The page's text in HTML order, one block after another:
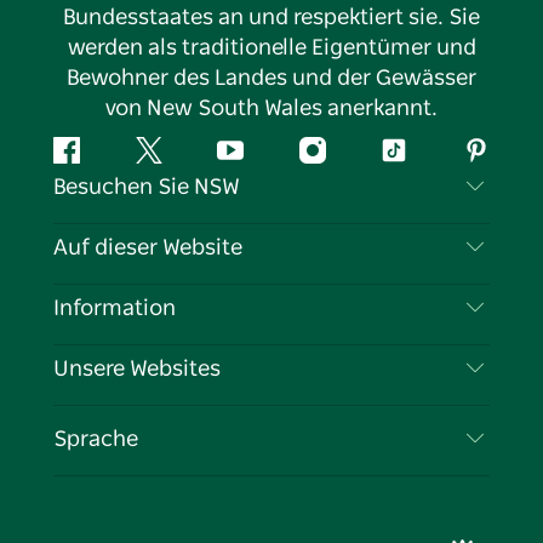
Bundesstaates an und respektiert sie. Sie
werden als traditionelle Eigentümer und
Bewohner des Landes und der Gewässer
von New South Wales anerkannt.
FacebookTwitter YouTubeInstagramTikTok
Besuchen Sie NSW
Kontaktieren Sie uns
Cookie-Hinweis
Auf dieser Website
Reiseziele
Veranstaltungen
Information
Reiseinformationen
Unternehmen in NSW
Unsere Websites
Sprache